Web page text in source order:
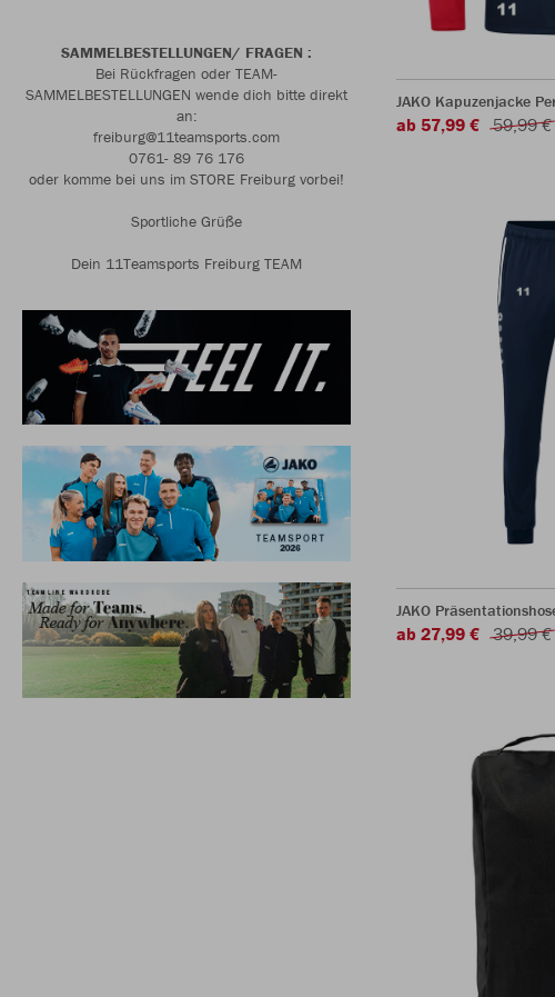
SAMMELBESTELLUNGEN/ FRAGEN :
Bei Rückfragen oder TEAM-
SAMMELBESTELLUNGEN wende dich bitte direkt
an:
freiburg@11teamsports.com
0761- 89 76 176
oder komme bei uns im STORE Freiburg vorbei!
Sportliche Grüße
Dein 11Teamsports Freiburg TEAM
JAKO Kapuzenjacke
ab 57,99 € 59,99 €
JAKO
ab 27,99 € 39,99 €